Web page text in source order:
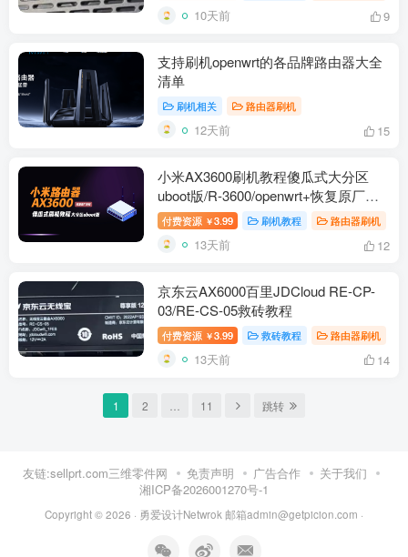
10天前 9
支持刷机openwrt的各品牌路由器大全
清单
刷机相关 路由器刷机
12天前 15
小米AX3600刷机教程傻瓜式大分区
uboot版/R-3600/openwrt+恢复原厂教
程
付费资源 ￥3.99 刷机教程 路由器刷机
13天前 12
京东云AX6000百里JDCloud RE-CP-
03/RE-CS-05救砖教程
付费资源 ￥3.99 救砖教程 路由器刷机
13天前 14
1 2 11 跳转
友链:sellprt.com三维零件网 免责声明 广告合作
关于我们
湘ICP备2026001270号-1
Copyright © 2026 · 勇爱设计Netwrok 邮箱admin@getpicion.com ·